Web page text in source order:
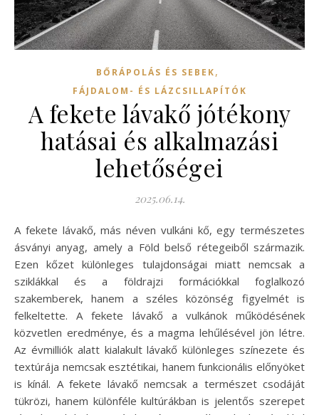
BŐRÁPOLÁS ÉS SEBEK,
FÁJDALOM- ÉS LÁZCSILLAPÍTÓK
A fekete lávakő jótékony
hatásai és alkalmazási
lehetőségei
2025.06.14.
A fekete lávakő, más néven vulkáni kő, egy természetes
ásványi anyag, amely a Föld belső rétegeiből származik.
Ezen kőzet különleges tulajdonságai miatt nemcsak a
sziklákkal és a földrajzi formációkkal foglalkozó
szakemberek, hanem a széles közönség figyelmét is
felkeltette. A fekete lávakő a vulkánok működésének
közvetlen eredménye, és a magma lehűlésével jön létre.
Az évmilliók alatt kialakult lávakő különleges színezete és
textúrája nemcsak esztétikai, hanem funkcionális előnyöket
is kínál. A fekete lávakő nemcsak a természet csodáját
tükrözi, hanem különféle kultúrákban is jelentős szerepet